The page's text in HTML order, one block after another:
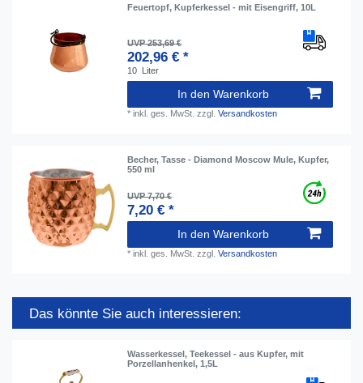
Feuertopf, Kupferkessel - mit Eisengriff, 10L
UVP 253,69 €
202,96 € *
10 Liter
In den Warenkorb
*inkl. ges. MwSt. zzgl.Versandkosten
Becher, Tasse - Diamond Moscow Mule, Kupfer,
550 ml
UVP 7,70 €
7,20 € *
In den Warenkorb
*inkl. ges. MwSt. zzgl.Versandkosten
Das könnte Sie auch interessieren:
Wasserkessel, Teekessel - aus Kupfer, mit
Porzellanhenkel, 1,5L